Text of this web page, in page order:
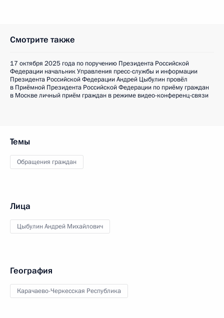
Смотрите также
17 октября 2025 года по поручению Президента Российской
Федерации начальник Управления пресс-службы и информации
Президента Российской Федерации Андрей Цыбулин провёл
в Приёмной Президента Российской Федерации по приёму граждан
в Москве личный приём граждан в режиме видео-конференц-связи
Темы
Обращения граждан
Лица
Цыбулин Андрей Михайлович
География
Карачаево-Черкесская Республика